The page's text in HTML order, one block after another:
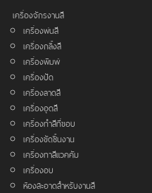
เครื่องจักรงานสี
เครื่องพ่นสี
เครื่องกลิ้งสี
เครื่องพิมพ์
เครื่องปัด
เครื่องลาดสี
เครื่องอุดสี
เครื่องทำสีที่ขอบ
เครื่องขัดชิ้นงาน
เครื่องทาสีแวคคัม
เครื่องอบ
ห้องสะอาดสำหรับงานสี